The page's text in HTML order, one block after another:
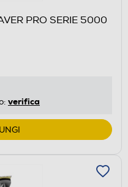
PRO SERIE 5000
verifica